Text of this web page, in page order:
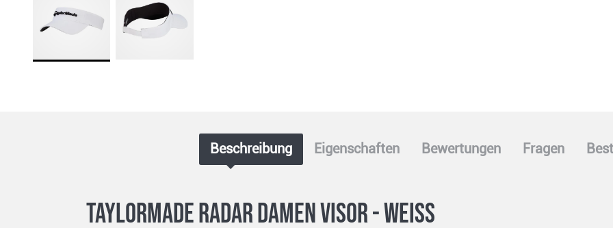
Beschreibung Eigenschaften Bewertungen Fragen
TaylorMade Radar Damen Visor - weiss